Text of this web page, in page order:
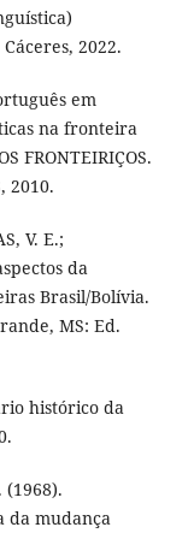
2022.
em
na fronteira
FRONTEIRIÇOS.
2010.
V. E.;
da
Brasil/Bolívia.
MS: Ed.
histórico da
(1968).
da mudança